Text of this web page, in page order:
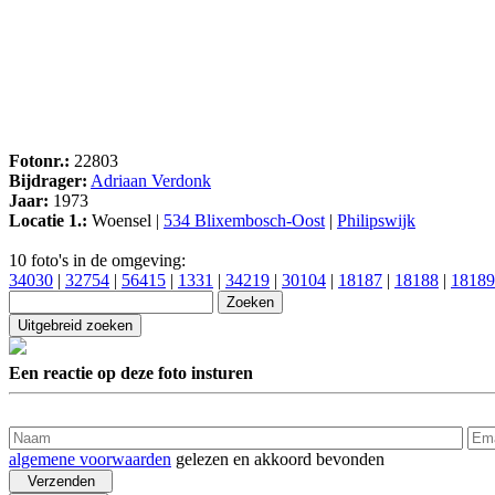
Fotonr.: 22803
Bijdrager: Adriaan Verdonk
Jaar: 1973
Locatie 1.: Woensel | 534 Blixembosch-Oost| Philipswijk
10 foto's in de omgeving:
34030
32754 56415 1331 34219 30104 18187 18188 18189
Een reactie op deze foto insturen
algemene voorwaarden gelezen en akkoord bevonden